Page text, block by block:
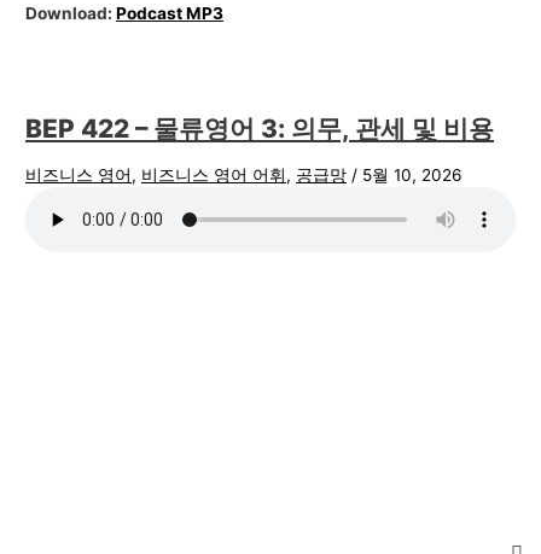
Download:Podcast MP3
BEP 422 – 물류영어 3: 의무, 관세 및 비용
비즈니스 영어, 비즈니스 영어 어휘, 공급망 / 5월 10, 2026